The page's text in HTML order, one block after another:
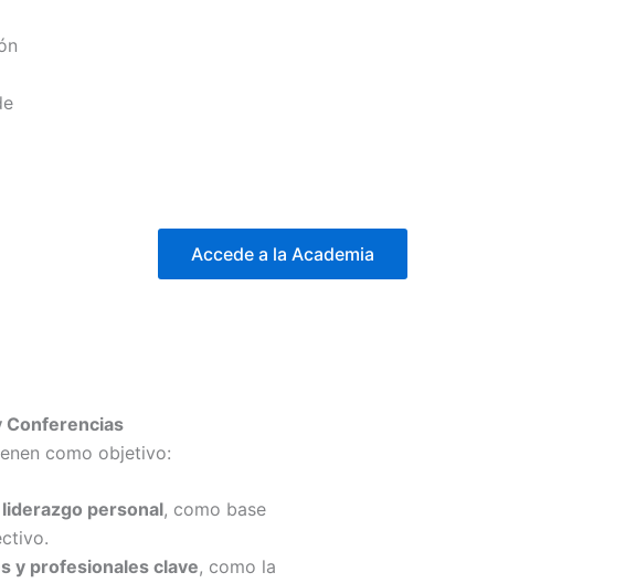
Accede a la Academia
Conferencias
como objetivo:
personal, como base
y profesionales clave, como la